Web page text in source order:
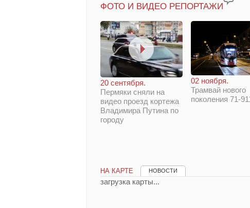
ФОТО И ВИДЕО РЕПОРТАЖИ
20 сентября.
Пермяки сняли на
видео проезд кортежа
Владимира Путина по
городу
02 ноября.
Трамвай нового
поколения 71-
НА КАРТЕ НОВОСТИ
загрузка карты...